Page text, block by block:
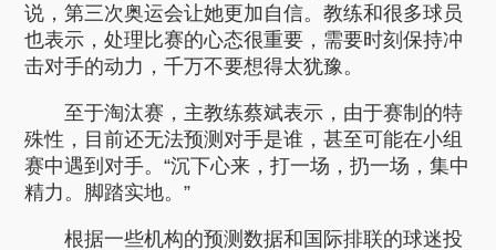
说，第三次奥运会让她更加自信。教练和很多球员
也表示，处理比赛的心态很重要，需要时刻保持冲
击对手的动力，千万不要想得太犹豫。
至于淘汰赛，主教练蔡斌表示，由于赛制的特
殊性，目前还无法预测对手是谁，甚至可能在小组
赛中遇到对手。“沉下心来，打一场，扔一场，集中
精力。脚踏实地。”
根据一些机构的预测数据和国际排联的球迷投